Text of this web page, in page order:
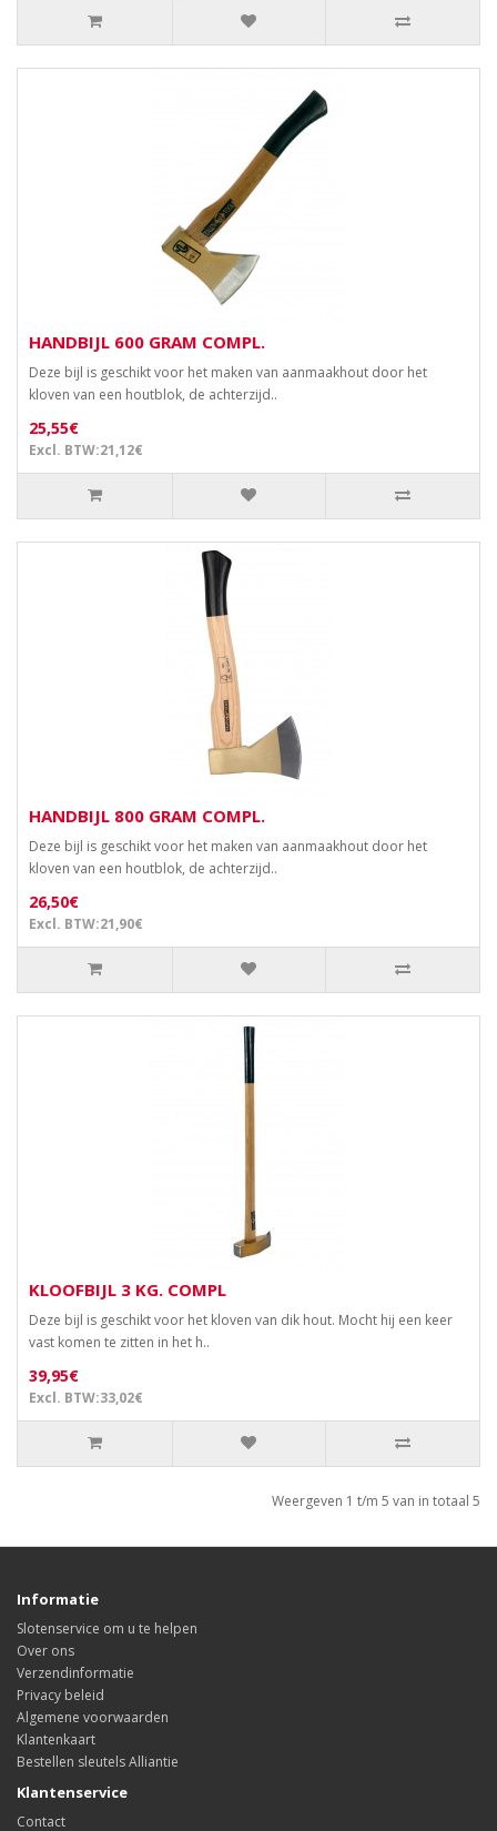
HANDBIJL 600 GRAM COMPL.
Deze bijl is geschikt voor het maken van aanmaakhout door het
kloven van een houtblok, de achterzijd..
25,55€
Excl. BTW:21,12€
HANDBIJL 800 GRAM COMPL.
Deze bijl is geschikt voor het maken van aanmaakhout door het
kloven van een houtblok, de achterzijd..
26,50€
Excl. BTW:21,90€
KLOOFBIJL 3 KG. COMPL
Deze bijl is geschikt voor het kloven van dik hout. Mocht hij een keer
vast komen te zitten in het h..
39,95€
Excl. BTW:33,02€
Weergeven 1 t/m 5 van in totaal 5
Informatie
Slotenservice om u te helpen
Over ons
Verzendinformatie
Privacy beleid
Algemene voorwaarden
Klantenkaart
Bestellen sleutels Alliantie
Klantenservice
Contact